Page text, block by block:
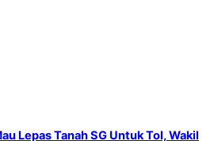
Lepas Tanah SG Untuk Tol, Wakil